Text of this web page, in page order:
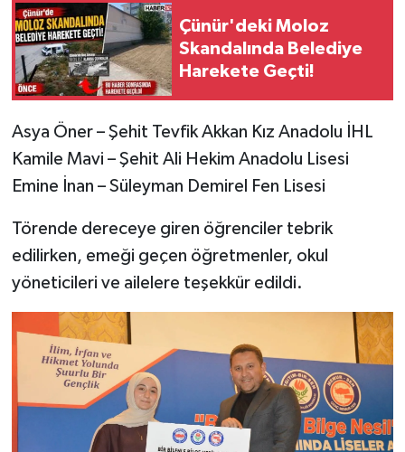
Çünür'deki Moloz
Skandalında Belediye
Harekete Geçti!
Asya Öner – Şehit Tevfik Akkan Kız Anadolu İHL
Kamile Mavi – Şehit Ali Hekim Anadolu Lisesi
Emine İnan – Süleyman Demirel Fen Lisesi
Törende dereceye giren öğrenciler tebrik
edilirken, emeği geçen öğretmenler, okul
yöneticileri ve ailelere teşekkür edildi.